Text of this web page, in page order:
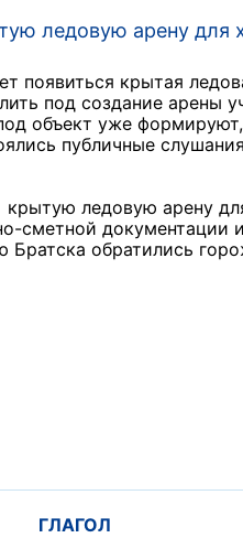
ледовую арену для
появиться крытая
под создание арены
объект уже
публичные
ледовую арену
сметной документации
обратились
ГЛАГОЛ